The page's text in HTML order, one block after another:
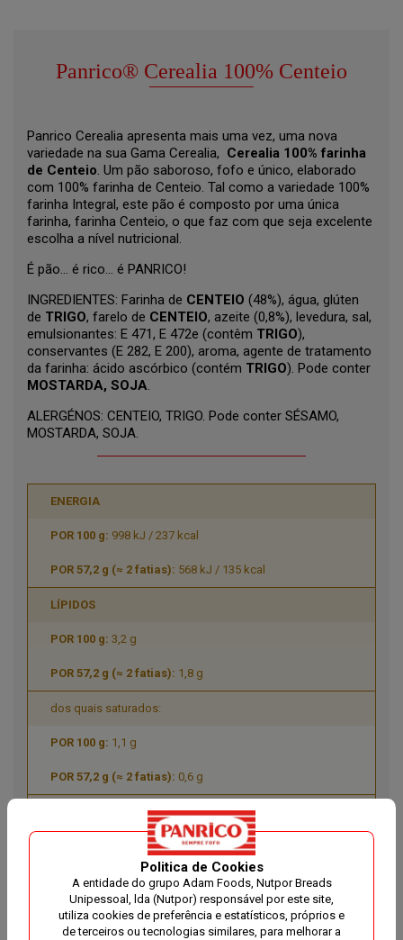
Politica de Cookies
A entidade do grupo Adam Foods, Nutpor Breads
Unipessoal, lda (Nutpor) responsável por este site,
utiliza cookies de preferência e estatísticos, próprios e
de terceiros ou tecnologias similares, para melhorar a
Panrico® Cerealia 100% Centeio
Panrico Cerealia apresenta mais uma vez, uma nova
variedade na sua Gama Cerealia, Cerealia 100% farinha
de Centeio. Um pão saboroso, fofo e único, elaborado
com 100% farinha de Centeio. Tal como a variedade 100%
farinha Integral, este pão é composto por uma única
farinha, farinha Centeio, o que faz com que seja excelente
escolha a nível nutricional.
É pão… é rico… é PANRICO!
INGREDIENTES: Farinha de CENTEIO (48%), água, glúten
de TRIGO, farelo de CENTEIO, azeite (0,8%), levedura, sal,
emulsionantes: E 471, E 472e (contêm TRIGO),
conservantes (E 282, E 200), aroma, agente de tratamento
da farinha: ácido ascórbico (contém TRIGO). Pode conter
MOSTARDA, SOJA.
ALERGÉNOS: CENTEIO, TRIGO. Pode conter SÉSAMO,
MOSTARDA, SOJA.
ENERGIA
998 kJ / 237 kcal
568 kJ / 135 kcal
LÍPIDOS
3,2 g
1,8 g
dos quais saturados:
1,1 g
0,6 g
dos quais monoinsaturados:
0,7 g
dos quais polinsaturados: